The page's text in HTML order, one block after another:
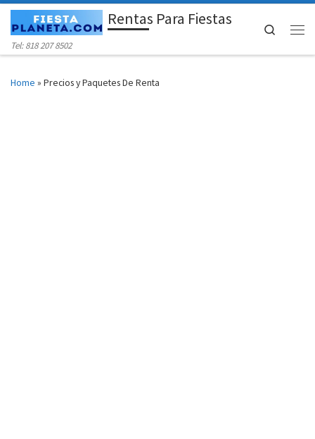
Skip to content Rentas Para Fiestas
Tel: 818 207 8502
Search
Home » Precios y Paquetes De Renta